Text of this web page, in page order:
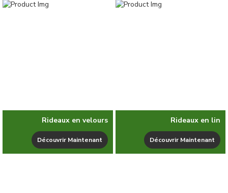
Rideaux en velours
Découvrir Maintenant
Rideaux en lin
Découvrir Maintenant